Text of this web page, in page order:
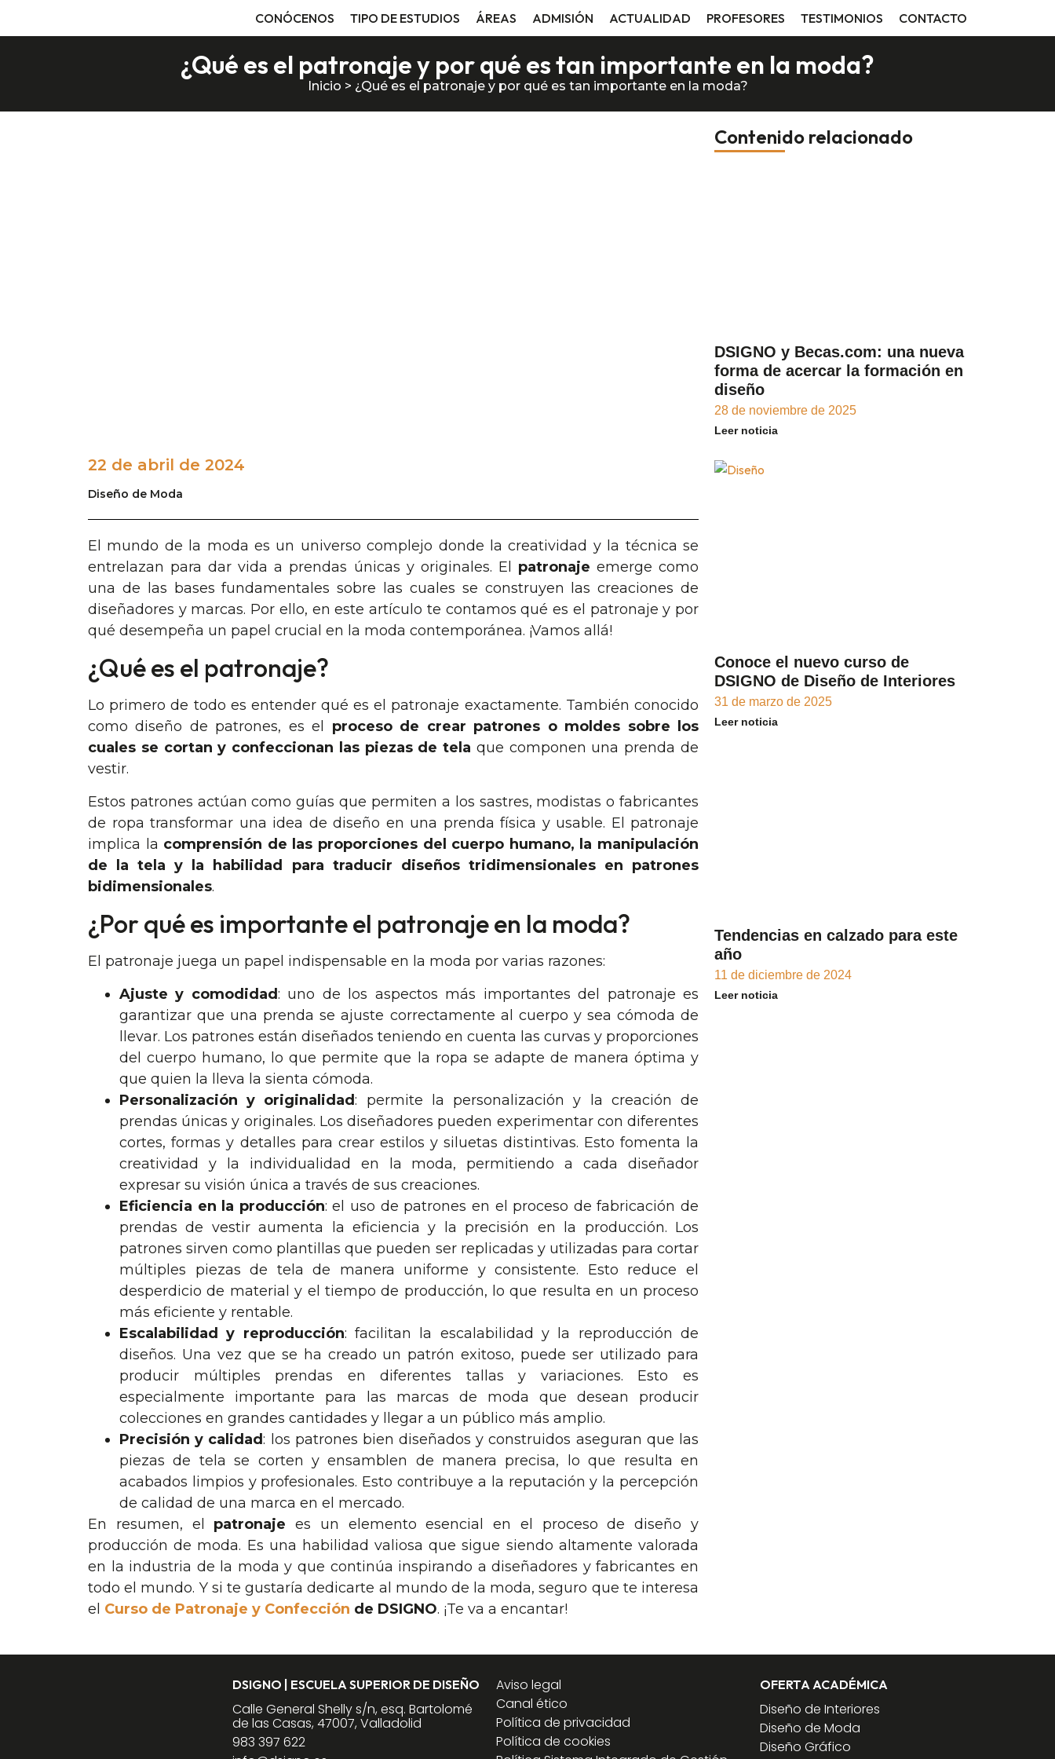
CONÓCENOS TIPO DE ESTUDIOS ÁREAS ADMISIÓN ACTUALIDAD PROFESORES TESTIMONIOS CONTACTO
¿Qué es el patronaje y por qué es tan importante en la moda?
Inicio > ¿Qué es el patronaje y por qué es tan importante en la moda?
22 de abril de 2024
Diseño de Moda
El mundo de la moda es un universo complejo donde la creatividad y la técnica se
entrelazan para dar vida a prendas únicas y originales. El patronaje emerge como
una de las bases fundamentales sobre las cuales se construyen las creaciones de
diseñadores y marcas. Por ello, en este artículo te contamos qué es el patronaje y por
qué desempeña un papel crucial en la moda contemporánea. ¡Vamos allá!
¿Qué es el patronaje?
Lo primero de todo es entender qué es el patronaje exactamente. También conocido
como diseño de patrones, es el proceso de crear patrones o moldes sobre los
cuales se cortan y confeccionan las piezas de tela que componen una prenda de
vestir.
Estos patrones actúan como guías que permiten a los sastres, modistas o fabricantes
de ropa transformar una idea de diseño en una prenda física y usable. El patronaje
implica la comprensión de las proporciones del cuerpo humano, la manipulación
de la tela y la habilidad para traducir diseños tridimensionales en patrones
bidimensionales.
¿Por qué es importante el patronaje en la moda?
El patronaje juega un papel indispensable en la moda por varias razones:
Ajuste y comodidad: uno de los aspectos más importantes del patronaje es
garantizar que una prenda se ajuste correctamente al cuerpo y sea cómoda de
llevar. Los patrones están diseñados teniendo en cuenta las curvas y proporciones
del cuerpo humano, lo que permite que la ropa se adapte de manera óptima y
que quien la lleva la sienta cómoda.
Personalización y originalidad: permite la personalización y la creación de
prendas únicas y originales. Los diseñadores pueden experimentar con diferentes
cortes, formas y detalles para crear estilos y siluetas distintivas. Esto fomenta la
creatividad y la individualidad en la moda, permitiendo a cada diseñador
expresar su visión única a través de sus creaciones.
Eficiencia en la producción: el uso de patrones en el proceso de fabricación de
prendas de vestir aumenta la eficiencia y la precisión en la producción. Los
patrones sirven como plantillas que pueden ser replicadas y utilizadas para cortar
múltiples piezas de tela de manera uniforme y consistente. Esto reduce el
desperdicio de material y el tiempo de producción, lo que resulta en un proceso
más eficiente y rentable.
Escalabilidad y reproducción: facilitan la escalabilidad y la reproducción de
diseños. Una vez que se ha creado un patrón exitoso, puede ser utilizado para
producir múltiples prendas en diferentes tallas y variaciones. Esto es
especialmente importante para las marcas de moda que desean producir
colecciones en grandes cantidades y llegar a un público más amplio.
Precisión y calidad: los patrones bien diseñados y construidos aseguran que las
piezas de tela se corten y ensamblen de manera precisa, lo que resulta en
acabados limpios y profesionales. Esto contribuye a la reputación y la percepción
de calidad de una marca en el mercado.
En resumen, el patronaje es un elemento esencial en el proceso de diseño y
producción de moda. Es una habilidad valiosa que sigue siendo altamente valorada
en la industria de la moda y que continúa inspirando a diseñadores y fabricantes en
todo el mundo. Y si te gustaría dedicarte al mundo de la moda, seguro que te interesa
el Curso de Patronaje y Confección de DSIGNO. ¡Te va a encantar!
Contenido relacionado
DSIGNO y Becas.com: una nueva
forma de acercar la formación en
diseño
28 de noviembre de 2025
Leer noticia
Conoce el nuevo curso de
DSIGNO de Diseño de Interiores
31 de marzo de 2025
Leer noticia
Tendencias en calzado para este
año
11 de diciembre de 2024
Leer noticia
DSIGNO | ESCUELA SUPERIOR DE DISEÑO
Calle General Shelly s/n, esq. Bartolomé
de las Casas, 47007, Valladolid
983 397 622
Aviso legal
Canal ético
Política de privacidad
Política de cookies
OFERTA ACADÉMICA
Diseño de Interiores
Diseño de Moda
Diseño Gráfico